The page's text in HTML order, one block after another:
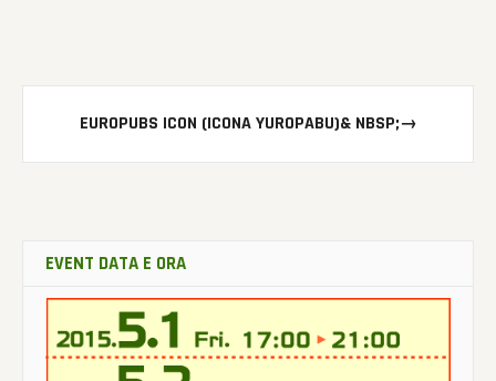
EUROPUBS ICON (ICONA YUROPABU)& NBSP;→
EVENT DATA E ORA